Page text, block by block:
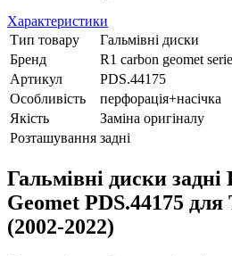
Характеристики
Тип товару
Гальмівні диски
Бренд
R1 carbon geomet
Артикул
PDS.44175
Особливість
перфорація+насічка
Якість
Заміна оригіналу
Розташування задні
Гальмівні диски
Geomet PDS.44175
(2002-2022)